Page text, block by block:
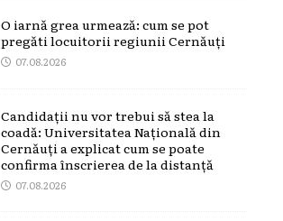
O iarnă grea urmează: cum se pot
pregăti locuitorii regiunii Cernăuți
07.08.2026
Candidații nu vor trebui să stea la
coadă: Universitatea Națională din
Cernăuți a explicat cum se poate
confirma înscrierea de la distanță
07.08.2026